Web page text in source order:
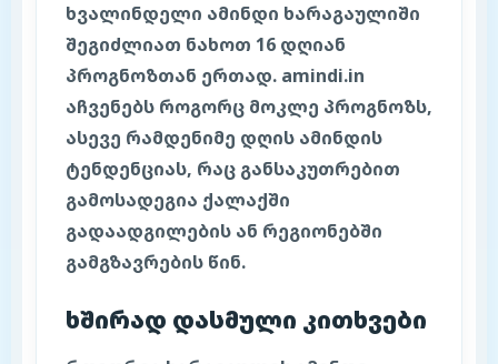
ხვალინდელი ამინდი ხარაგაულიში
შეგიძლიათ ნახოთ 16 დღიან
პროგნოზთან ერთად. amindi.in
აჩვენებს როგორც მოკლე პროგნოზს,
ასევე რამდენიმე დღის ამინდის
ტენდენციას, რაც განსაკუთრებით
გამოსადეგია ქალაქში
გადაადგილების ან რეგიონებში
გამგზავრების წინ.
ხშირად დასმული კითხვები